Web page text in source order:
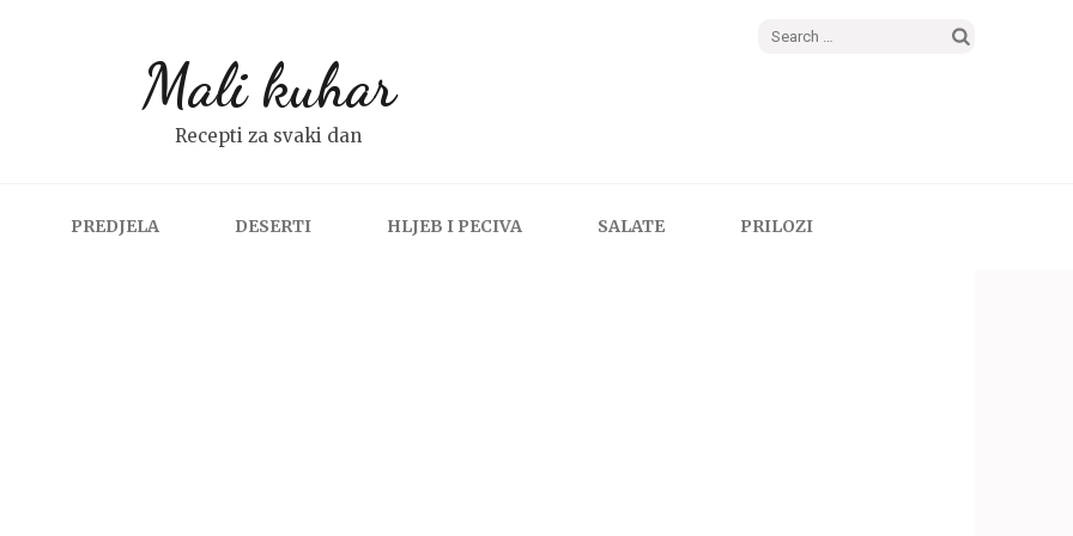
Search
Mali kuhar
Recepti za svaki dan
PREDJELA DESERTI HLJEB I PECIVA SALATE PRILOZI